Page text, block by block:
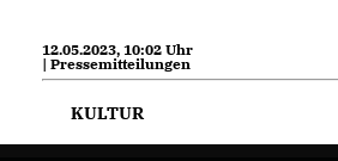
12.05.2023, 10:02 Uhr
| Pressemitteilungen
KULTUR